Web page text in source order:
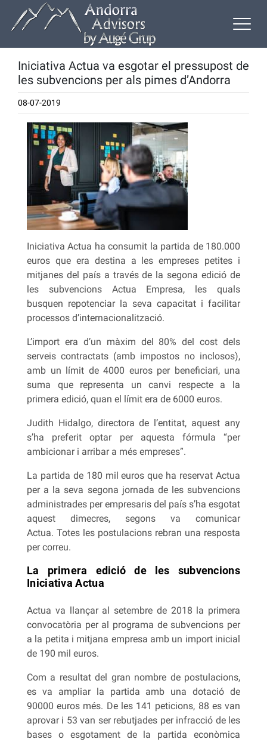
Iniciativa Actua va esgotar el pressupost de
les subvencions per als pimes d’Andorra
08-07-2019
Iniciativa Actua ha consumit la partida de 180.000
euros que era destina a les empreses petites i
mitjanes del país a través de la segona edició de
les subvencions Actua Empresa, les quals
busquen repotenciar la seva capacitat i facilitar
processos d’internacionalització.
L’import era d’un màxim del 80% del cost dels
serveis contractats (amb impostos no inclosos),
amb un límit de 4000 euros per beneficiari, una
suma que representa un canvi respecte a la
primera edició, quan el límit era de 6000 euros.
Judith Hidalgo, directora de l’entitat, aquest any
s’ha preferit optar per aquesta fórmula “per
ambicionar i arribar a més empreses”.
La partida de 180 mil euros que ha reservat Actua
per a la seva segona jornada de les subvencions
administrades per empresaris del país s’ha esgotat
aquest dimecres, segons va comunicar
Actua. Totes les postulacions rebran una resposta
per correu.
La primera edició de les subvencions
Iniciativa Actua
Actua va llançar al setembre de 2018 la primera
convocatòria per al programa de subvencions per
a la petita i mitjana empresa amb un import inicial
de 190 mil euros.
Com a resultat del gran nombre de postulacions,
es va ampliar la partida amb una dotació de
90000 euros més. De les 141 peticions, 88 es van
aprovar i 53 van ser rebutjades per infracció de les
bases o esgotament de la partida econòmica